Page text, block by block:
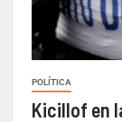
POLÍTICA
Kicillof en